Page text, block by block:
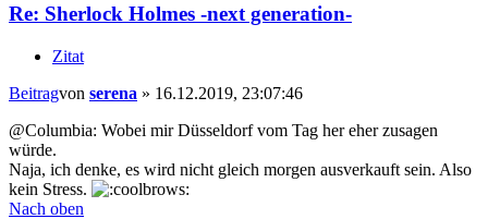
Re: Sherlock Holmes -next generation-
Zitat
Beitragvon serena » 16.12.2019, 23:07:46
@Columbia: Wobei mir Düsseldorf vom Tag her eher zusagen
würde.
Naja, ich denke, es wird nicht gleich morgen ausverkauft sein. Also
kein Stress.
Nach oben